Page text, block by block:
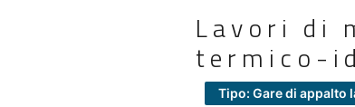
Lavori di
termico-
Tipo: Gare di appalto